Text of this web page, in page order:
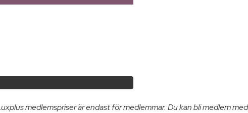
medlemspriser är endast för medlemmar. Du kan bli medlem